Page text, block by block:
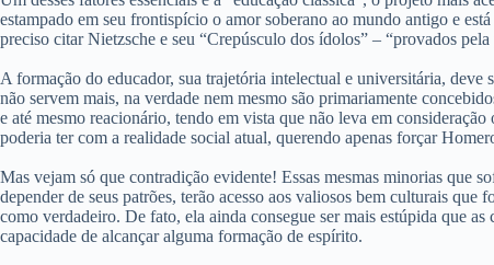
estampado em seu frontispício o amor soberano ao mundo antigo e
preciso citar Nietzsche e seu “Crepúsculo dos ídolos” – “provados
A formação do educador, sua trajetória intelectual e universitária,
não servem mais, na verdade nem mesmo são primariamente
e até mesmo reacionário, tendo em vista que não leva em
poderia ter com a realidade social atual, querendo apenas forçar
Mas vejam só que contradição evidente! Essas mesmas minorias que
depender de seus patrões, terão acesso aos valiosos bem culturais
como verdadeiro. De fato, ela ainda consegue ser mais estúpida que
capacidade de alcançar alguma formação de espírito.